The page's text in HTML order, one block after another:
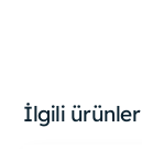
İlgili ürünler